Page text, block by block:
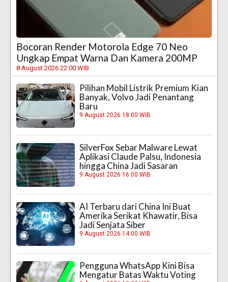
Bocoran Render Motorola Edge 70 Neo
Ungkap Empat Warna Dan Kamera 200MP
8 August 2026 22:00 WIB
Pilihan Mobil Listrik Premium Kian
Banyak, Volvo Jadi Penantang
Baru
9 August 2026 18:00 WIB
SilverFox Sebar Malware Lewat
Aplikasi Claude Palsu, Indonesia
hingga China Jadi Sasaran
9 August 2026 16:00 WIB
AI Terbaru dari China Ini Buat
Amerika Serikat Khawatir, Bisa
Jadi Senjata Siber
9 August 2026 14:00 WIB
Pengguna WhatsApp Kini Bisa
Mengatur Batas Waktu Voting